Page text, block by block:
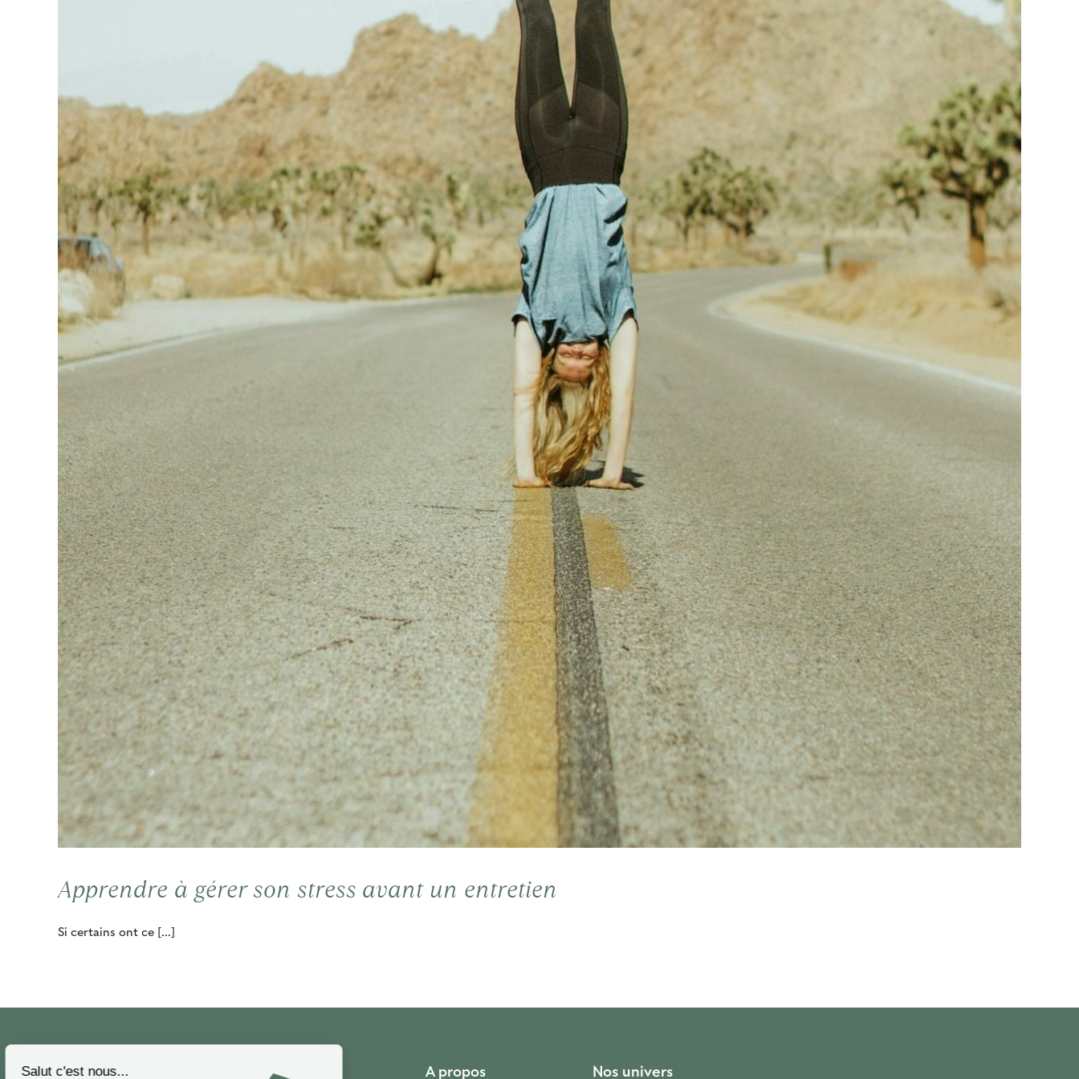
Apprendre à gérer son stress avant un entretien
Si certains ont ce [...]
A propos Nos univers